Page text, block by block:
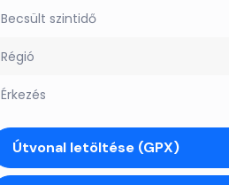
Becsült szintidő
Régió
Érkezés
Útvonal letöltése (GPX)